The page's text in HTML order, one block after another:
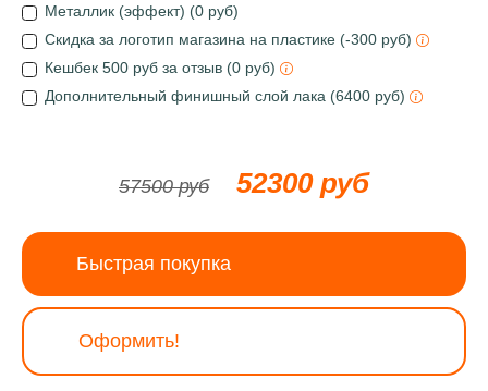
Металлик (эффект) (0 руб)
Скидка за логотип магазина на пластике (-300 руб)
Кешбек 500 руб за отзыв (0 руб)
Дополнительный финишный слой лака (6400 руб)
57500 руб 52300 руб
Быстрая покупка
Оформить!